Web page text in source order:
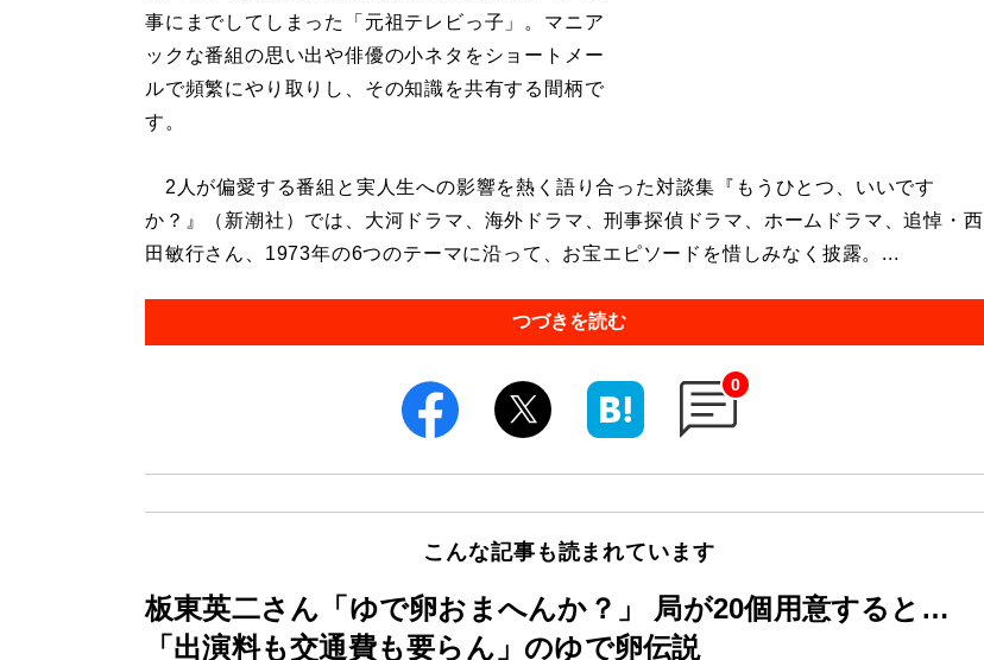
事にまでしてしまった「元祖テレビっ子」。マニア
ックな番組の思い出や俳優の小ネタをショートメー
ルで頻繁にやり取りし、その知識を共有する間柄で
す。
2人が偏愛する番組と実人生への影響を熱く語り合った対談集『もうひとつ、いいです
か？』（新潮社）では、大河ドラマ、海外ドラマ、刑事探偵ドラマ、ホームドラマ、追悼・西
田敏行さん、1973年の6つのテーマに沿って、お宝エピソードを惜しみなく披露。...
つづきを読む
0
こんな記事も読まれています
板東英二さん「ゆで卵おまへんか？」 局が20個用意すると…
「出演料も交通費も要らん」のゆで卵伝説